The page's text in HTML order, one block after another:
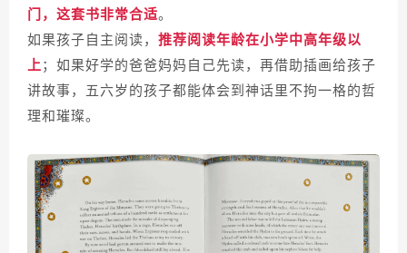
门，这套书非常合适。
如果孩子自主阅读， 推荐阅读年龄在小学中高年级以
上；如果好学的爸爸妈妈自己先读，再借助插画给孩子
讲故事，五六岁的孩子都能体会到神话里不拘一格的哲
理和璀璨。